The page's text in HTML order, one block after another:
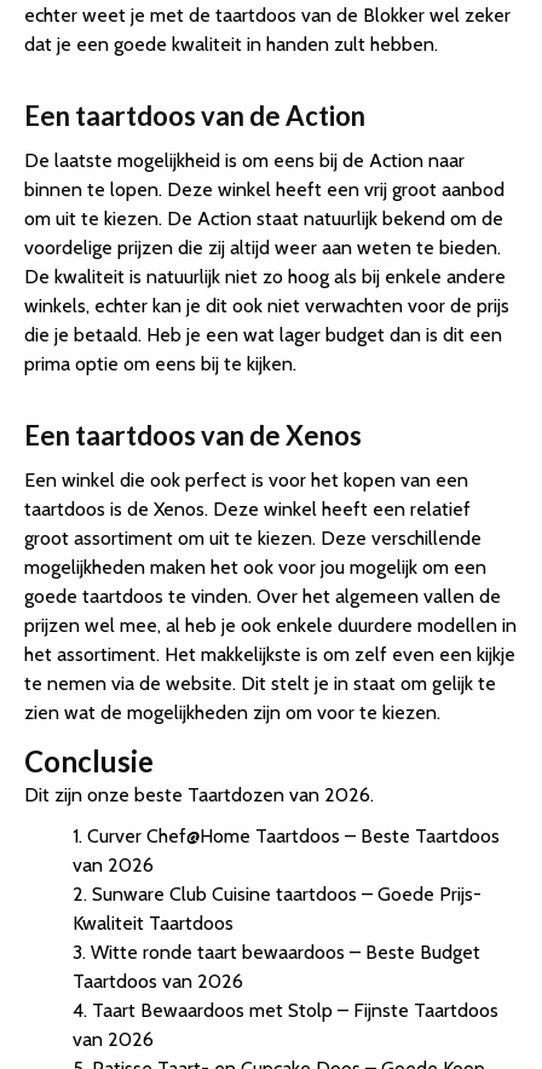
echter weet je met de taartdoos van de Blokker wel zeker
dat je een goede kwaliteit in handen zult hebben.
Een taartdoos van de Action
De laatste mogelijkheid is om eens bij de Action naar
binnen te lopen. Deze winkel heeft een vrij groot aanbod
om uit te kiezen. De Action staat natuurlijk bekend om de
voordelige prijzen die zij altijd weer aan weten te bieden.
De kwaliteit is natuurlijk niet zo hoog als bij enkele andere
winkels, echter kan je dit ook niet verwachten voor de prijs
die je betaald. Heb je een wat lager budget dan is dit een
prima optie om eens bij te kijken.
Een taartdoos van de Xenos
Een winkel die ook perfect is voor het kopen van een
taartdoos is de Xenos. Deze winkel heeft een relatief
groot assortiment om uit te kiezen. Deze verschillende
mogelijkheden maken het ook voor jou mogelijk om een
goede taartdoos te vinden. Over het algemeen vallen de
prijzen wel mee, al heb je ook enkele duurdere modellen in
het assortiment. Het makkelijkste is om zelf even een kijkje
te nemen via de website. Dit stelt je in staat om gelijk te
zien wat de mogelijkheden zijn om voor te kiezen.
Conclusie
Dit zijn onze beste Taartdozen van 2026.
1. Curver Chef@Home Taartdoos – Beste Taartdoos
van 2026
2. Sunware Club Cuisine taartdoos – Goede Prijs-
Kwaliteit Taartdoos
3. Witte ronde taart bewaardoos – Beste Budget
Taartdoos van 2026
4. Taart Bewaardoos met Stolp – Fijnste Taartdoos
van 2026